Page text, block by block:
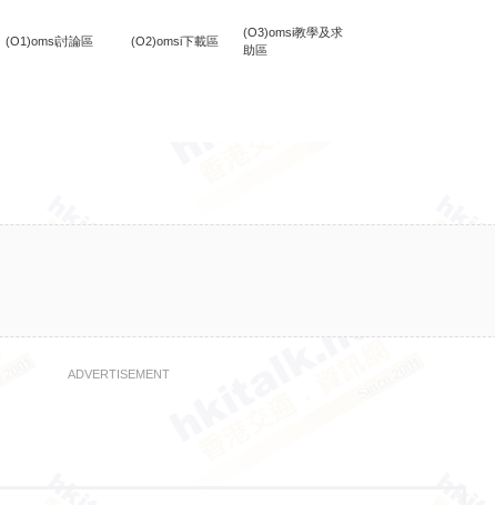
(O1)omsi討論區 (O2)omsi下載區
(O3)omsi教學及求
助區
ADVERTISEMENT